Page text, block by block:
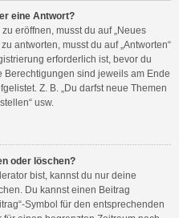
eine Antwort?
eröffnen, musst du auf „Neues
antworten, musst du auf „Antworten“
erforderlich ist, bevor du
sind jeweils am Ende
Z. B. „Du darfst neue Themen
usw.
oder löschen?
bist, kannst du nur deine
Du kannst einen Beitrag
Symbol für den entsprechenden